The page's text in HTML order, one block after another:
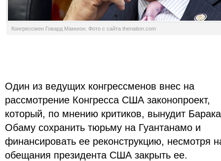
Конгрессмен Говард Маккеон. Фото с сайта thenation.com
Один из ведущих конгрессменов внес на
рассмотрение Конгресса США законопроект,
который, по мнению критиков, вынудит Барака
Обаму сохранить тюрьму на Гуантанамо и
финансировать ее реконструкцию, несмотря
обещания президента США закрыть ее.